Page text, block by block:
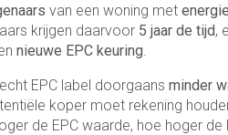
van een woning met
krijgen daarvoor 5 jaar de tijd,
nieuwe EPC keuring.
EPC label doorgaans minder
koper moet rekening
de EPC waarde, hoe hoger